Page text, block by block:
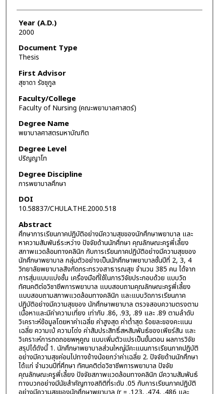
Year (A.D.)
2000
Document Type
Thesis
First Advisor
สุชาดา รัชชุกูล
Faculty/College
Faculty of Nursing (คณะพยาบาลศาสตร์)
Degree Name
พยาบาลศาสตรมหาบัณฑิต
Degree Level
ปริญญาโท
Degree Discipline
การพยาบาลศึกษา
DOI
10.58837/CHULA.THE.2000.518
Abstract
ศึกษาการเรียนภาคปฏิบัติอย่างมีความสุขของนักศึกษาพยาบาล และ
หาความสัมพันธ์ระหว่าง ปัจจัยด้านนักศึกษา คุณลักษณะครูพี่เลี้ยง
สภาพแวดล้อมทางคลินิก กับการเรียนภาคปฏิบัติอย่างมีความสุขของ
นักศึกษาพยาบาล กลุ่มตัวอย่างเป็นนักศึกษาพยาบาลชั้นปีที่ 2, 3, 4
วิทยาลัยพยาบาลสังกัดกระทรวงสาธารณสุข จำนวน 385 คน ได้จาก
การสุ่มแบบแบ่งชั้น เครื่องมือที่ใช้ในการวิจัยประกอบด้วย แบบวัด
ทัศนคติต่อวิชาชีพการพยาบาล แบบสอบถามคุณลักษณะครูพี่เลี้ยง
แบบสอบถามสภาพแวดล้อมทางคลินิก และแบบวัดการเรียนภาค
ปฏิบัติอย่างมีความสุขของ นักศึกษาพยาบาล ตรวจสอบความตรงตาม
เนื้อหาและมีค่าความเที่ยง เท่ากับ .86, .93, .89 และ .89 ตามลำดับ
วิเคราะห์ข้อมูลโดยหาค่าเฉลี่ย ค่าสูงสุด ค่าต่ำสุด ร้อยละของคะแนน
เฉลี่ย ความเบ้ ความโด่ง ค่าสัมประสิทธิ์สหสัมพันธ์ของเพียร์สัน และ
วิเคราะห์การถดถอยพหุคูณ แบบเพิ่มตัวแปรเป็นขั้นตอน ผลการวิจัย
สรุปได้ดังนี้ 1. นักศึกษาพยาบาลส่วนใหญ่มีคะแนนการเรียนภาคปฎิบัติ
อย่างมีความสุขค่อนไปทางข้างน้อยกว่าค่าเฉลี่ย 2. ปัจจัยด้านนักศึกษา
ได้แก่ จำนวนปีที่ศึกษา ทัศนคติต่อวิชาชีพการพยาบาล ปัจจัย
คุณลักษณะครูพี่เลี้ยง ปัจจัยสภาพแวดล้อมทางคลินิก มีความสัมพันธ์
ทางบวกอย่างมีนัยสำคัญทางสถิติที่ระดับ .05 กับการเรียนภาคปฏิบัติ